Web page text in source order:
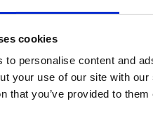
cookies
to personalise content and
your use of our site with
that you’ve provided to
få